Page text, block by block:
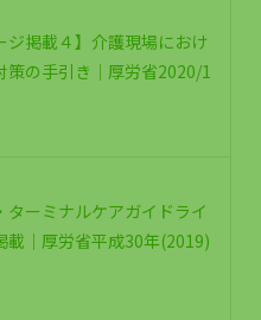
ジ掲載４】介護現場におけ
策の手引き｜厚労省2020/1
ターミナルケアガイドライ
載｜厚労省平成30年(2019)